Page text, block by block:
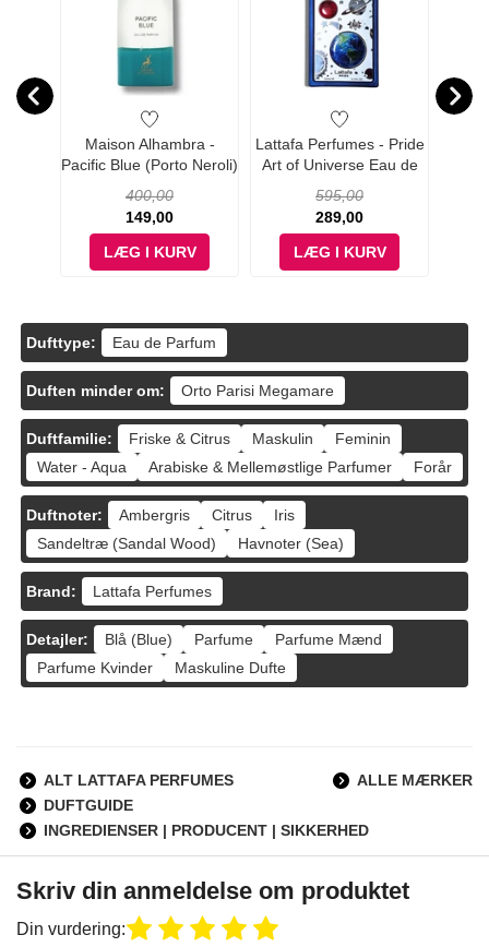
Maison Alhambra -
Pacific Blue (Porto Neroli)
400,00
149,00
LÆG I KURV
Lattafa Perfumes - Pride
Art of Universe Eau de
595,00
289,00
LÆG I KURV
Dufttype: Eau de Parfum
Duftnoter: Ambergris Citrus
Iris
Sandeltræ (Sandal Wood)
Havnoter (Sea)
Duftfamilie: Friske & Citrus Maskulin
Feminin
Water - Aqua
Arabiske & Mellemøstlige Parfumer Forår
Brand: Lattafa Perfumes
Duften minder om: Orto Parisi Megamare
Detajler: Blå (Blue) Parfume
Parfume Mænd
Parfume Kvinder
Maskuline Dufte
ALT LATTAFA PERFUMES
ALLE MÆRKER
DUFTGUIDE
INGREDIENSER | PRODUCENT | SIKKERHED
Skriv din anmeldelse om produktet
Din vurdering: